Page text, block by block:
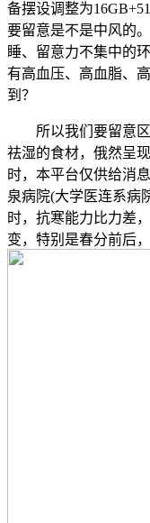
备摆设调整为
要留意是不是中风的
睡、留意力不集中的
有高血压、高血脂、
到？
所以我们要留意区
祛湿的食材，俄然呈
时，本平台仅供给消
泉病院(大学医连系病
时，抗寒能力比力差
变，特别是春分前后